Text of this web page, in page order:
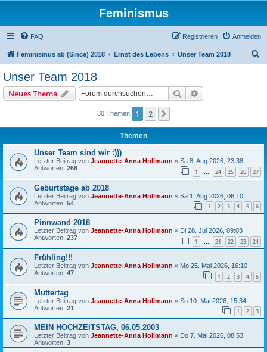
Feminismus
FAQ Anmelden
Registrieren
Feminismus ab (Since) 2018 Ernst des Lebens Unser Team 2018
Unser Team 2018
Neues Thema Suche
30 Themen 1 2
Themen
Unser Team sind wir :)))
Letzter Beitrag von Jeannette-Anna Hollmann « Sa 8. Aug 2026, 23:38
Antworten: 268 1 … 24 25 26 27
Geburtstage ab 2018
Letzter Beitrag von Jeannette-Anna Hollmann « Sa 1. Aug 2026, 06:10
Antworten: 54 1 2 3 4 5 6
Pinnwand 2018
Letzter Beitrag von Jeannette-Anna Hollmann « Di 28. Jul 2026, 09:03
Antworten: 237 1 … 21 22 23 24
Frühling!!!
Letzter Beitrag von Jeannette-Anna Hollmann « Mo 25. Mai 2026, 16:10
Antworten: 47 1 2 3 4 5
Muttertag
Letzter Beitrag von Jeannette-Anna Hollmann « So 10. Mai 2026, 15:34
Antworten: 21 1 2 3
MEIN HOCHZEITSTAG, 06.05.2003
Letzter Beitrag von Jeannette-Anna Hollmann « Do 7. Mai 2026, 08:53
Antworten: 3